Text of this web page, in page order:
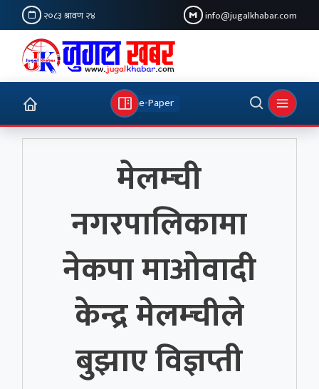
२०८३ श्रावण २४ info@jugalkhabar.com
e-Paper
मेलम्ची
नगरपालिकामा
नेकपा माओवादी
केन्द्र मेलम्चीले
बुझाए विज्ञप्ती